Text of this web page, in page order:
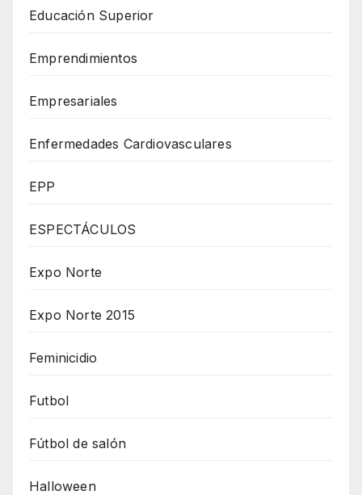
Educación Superior
Emprendimientos
Empresariales
Enfermedades Cardiovasculares
EPP
ESPECTÁCULOS
Expo Norte
Expo Norte 2015
Feminicidio
Futbol
Fútbol de salón
Halloween